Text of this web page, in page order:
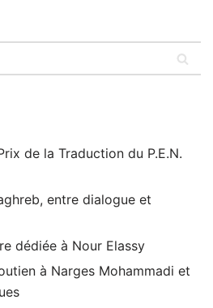
de la Traduction du P.E.N.
entre dialogue et
dédiée à Nour Elassy
à Narges Mohammadi et